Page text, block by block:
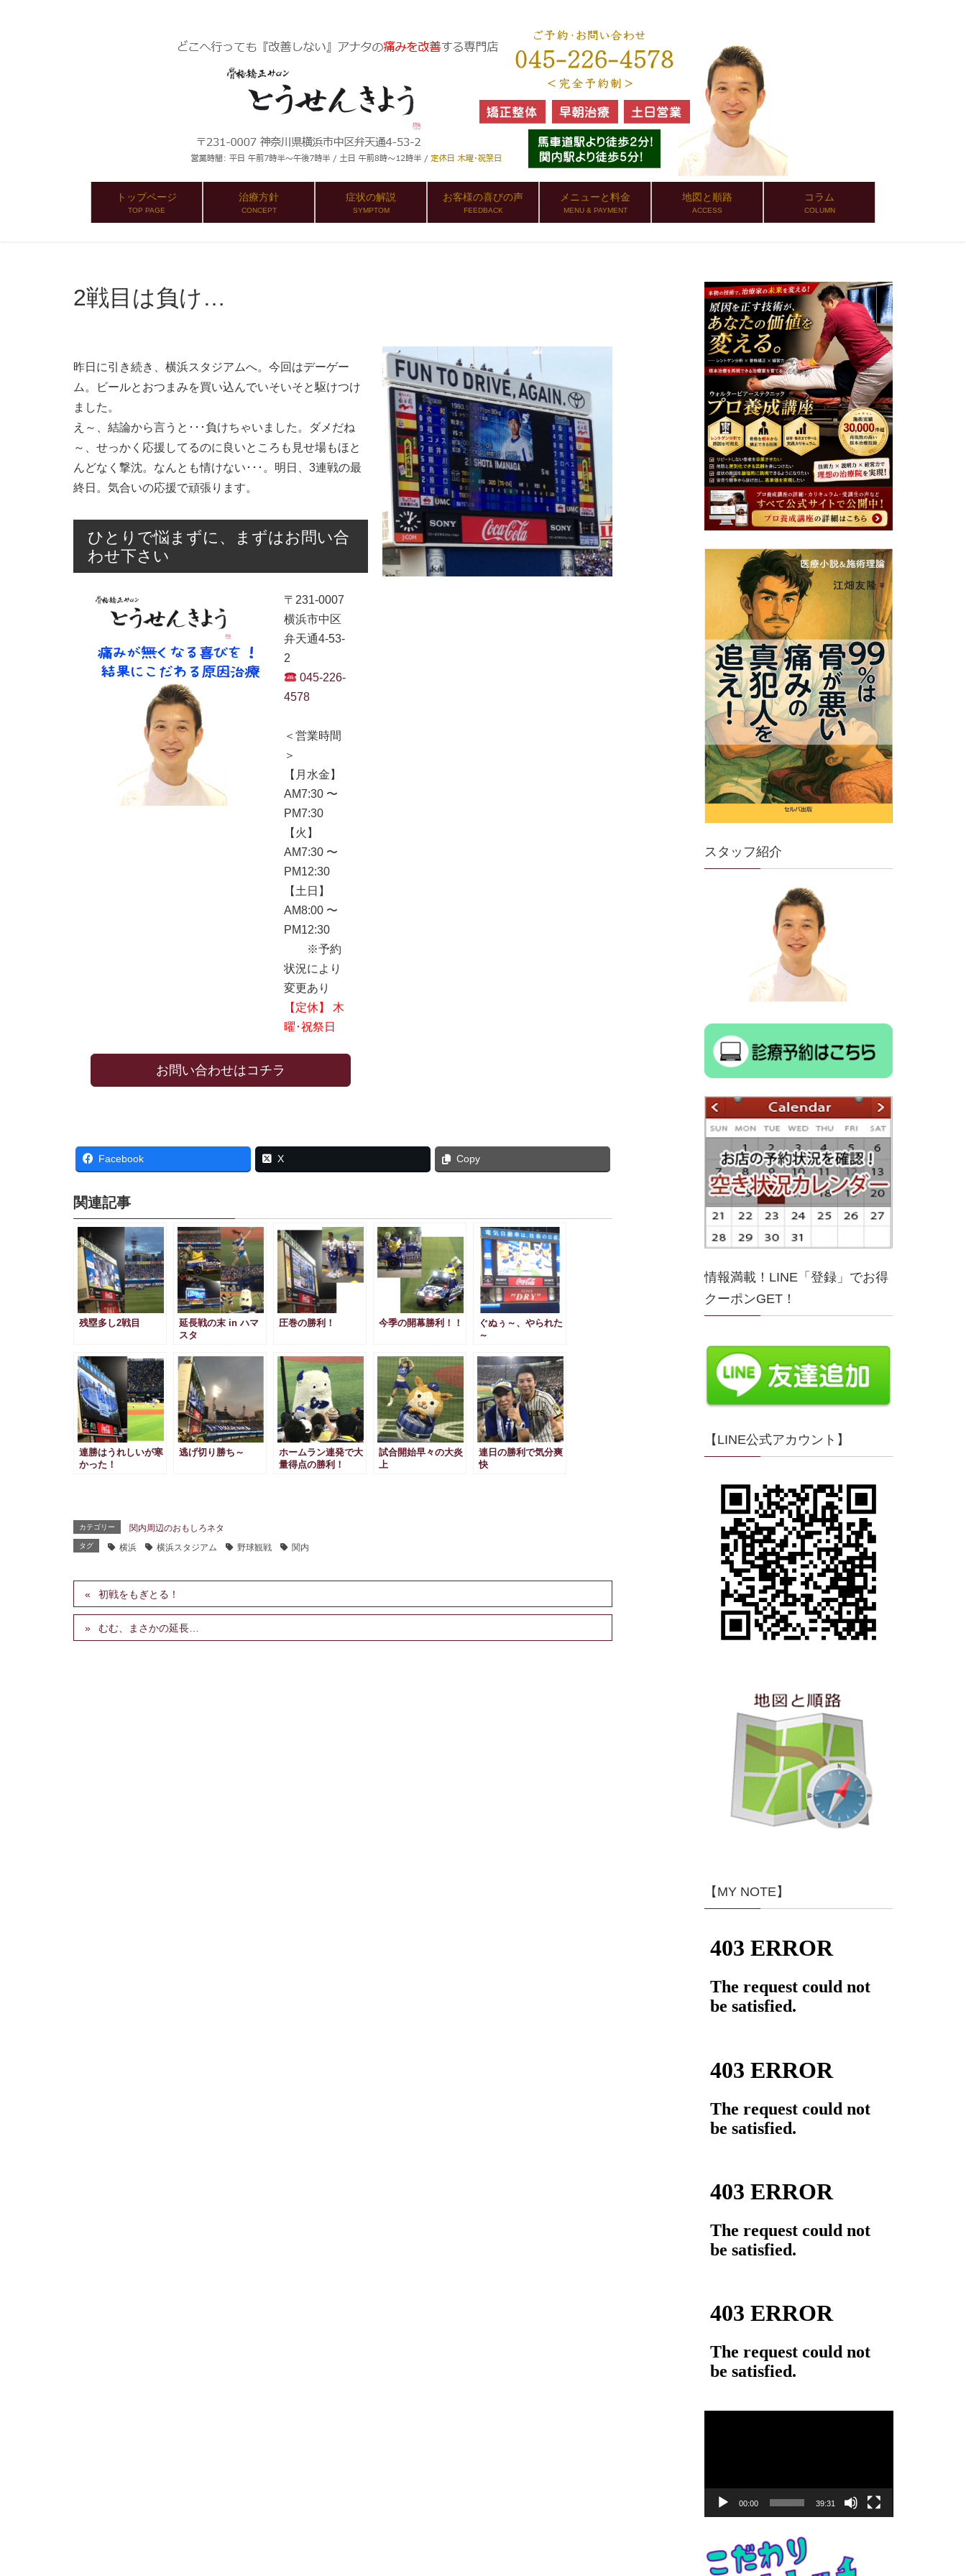
トップページ
TOP PAGE
治療方針
CONCEPT
症状の解説
SYMPTOM
お客様の喜びの声
FEEDBACK
メニューと料金
MENU & PAYMENT
地図と順路
ACCESS
コラム
COLUMN
2戦目は負け…
昨日に引き続き、横浜スタジアムへ。今回はデーゲー
ム。ビールとおつまみを買い込んでいそいそと駆けつけ
ました。
え～、結論から言うと･･･負けちゃいました。ダメだね
～、せっかく応援してるのに良いところも見せ場もほと
んどなく撃沈。なんとも情けない･･･。明日、3連戦の最
終日。気合いの応援で頑張ります。
ひとりで悩まずに、まずはお問い合
わせ下さい
〒231-0007
横浜市中区
弁天通4-53-
2
045-226-
4578
＜営業時間
＞
【月水金】
AM7:30 〜
PM7:30
【火】
AM7:30 〜
PM12:30
【土日】
AM8:00 〜
PM12:30
※予約
状況により
変更あり
【定休】 木
曜･祝祭日
お問い合わせはコチラ
Facebook X Copy
関連記事
残塁多し2戦目
延長戦の末 in ハマ
スタ
圧巻の勝利！ 今季の開幕勝利！！
ぐぬぅ～、やられた
～
連勝はうれしいが寒
かった！
逃げ切り勝ち～
ホームラン連発で大
量得点の勝利！
試合開始早々の大炎
上
連日の勝利で気分爽
快
カテゴリー 関内周辺のおもしろネタ
タグ 横浜 横浜スタジアム 野球観戦 関内
初戦をもぎとる！
むむ、まさかの延長…
スタッフ紹介
情報満載！LINE「登録」でお得
クーポンGET！
【LINE公式アカウント】
【MY NOTE】
ー
00:00 39:31